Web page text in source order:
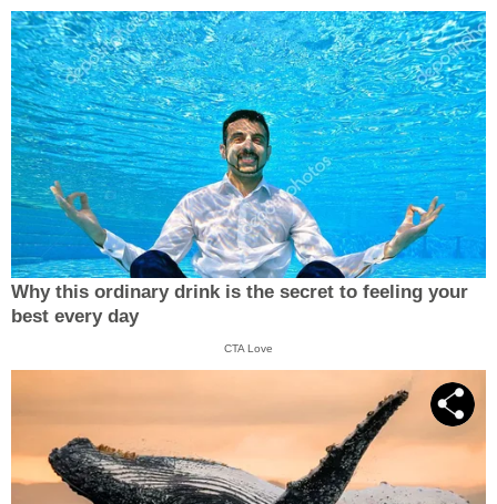
Why this ordinary drink is the secret to feeling your
best every day
CTA Love